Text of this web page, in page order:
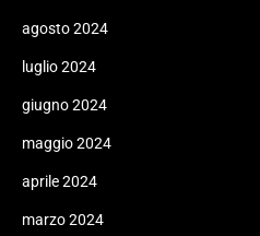
agosto 2024
luglio 2024
giugno 2024
maggio 2024
aprile 2024
marzo 2024